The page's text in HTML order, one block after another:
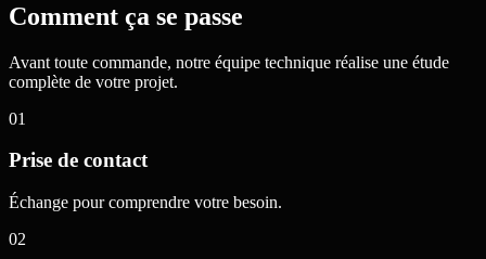
Comment ça se passe
Avant toute commande, notre équipe technique réalise une étude
complète de votre projet.
01
Prise de contact
Échange pour comprendre votre besoin.
02